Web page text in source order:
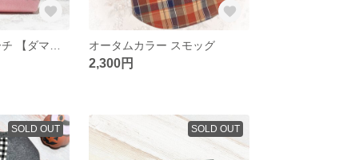
オータムカラー スモッグ
2,300円
SOLD OUT SOLD OUT